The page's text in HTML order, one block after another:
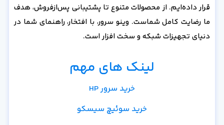
قرار داده‌ایم. از محصولات متنوع تا پشتیبانی پس‌از‌فروش، هدف
ما رضایت کامل شماست. وینو سرور، با افتخار، راهنمای شما در
دنیای تجهیزات شبکه و سخت افزار است.
لینک های مهم
خرید سرور HP
خرید سوئیچ سیسکو